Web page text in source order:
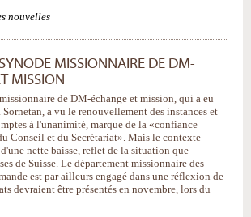
nouvelles
MISSIONNAIRE DE DM-
MISSION
de DM-échange et mission, qui a eu
a vu le renouvellement des instances et
à l'unanimité, marque de la «confiance
Conseil et du Secrétariat». Mais le contexte
nette baisse, reflet de la situation que
de Suisse. Le département missionnaire des
est par ailleurs engagé dans une réflexion de
devraient être présentés en novembre, lors du